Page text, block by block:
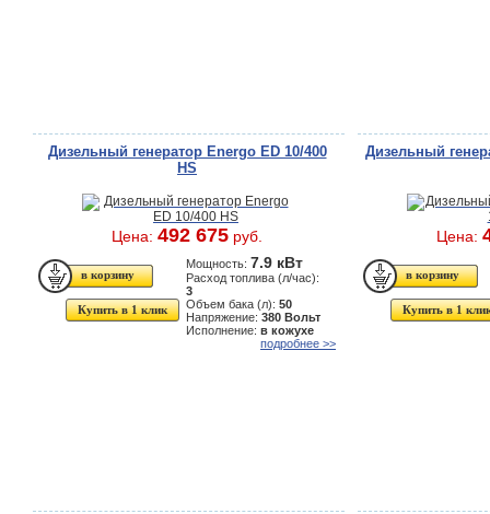
Дизельный генератор Energo ED 10/400
HS
Цена: 492 675 руб.
Купить в 1 клик
Мощность: 7.9 кВт
Расход топлива (л/час):
3
Объем бака (л): 50
Напряжение: 380 Вольт
Исполнение: в кожухе
подробнее >>
Дизельный
Цена:
Купить в 1